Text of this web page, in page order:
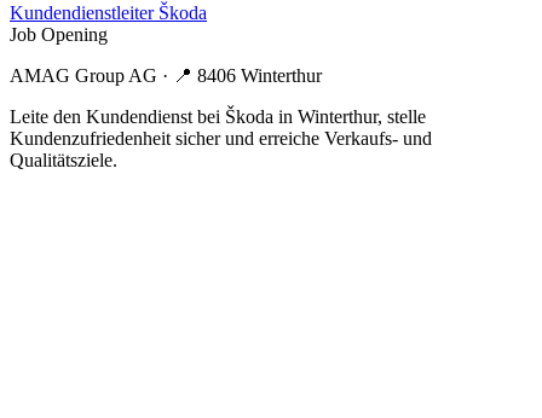
Kundendienstleiter Škoda
Job Opening
AMAG Group AG · 📍 8406 Winterthur
Leite den Kundendienst bei Škoda in Winterthur, stelle
Kundenzufriedenheit sicher und erreiche Verkaufs- und
Qualitätsziele.